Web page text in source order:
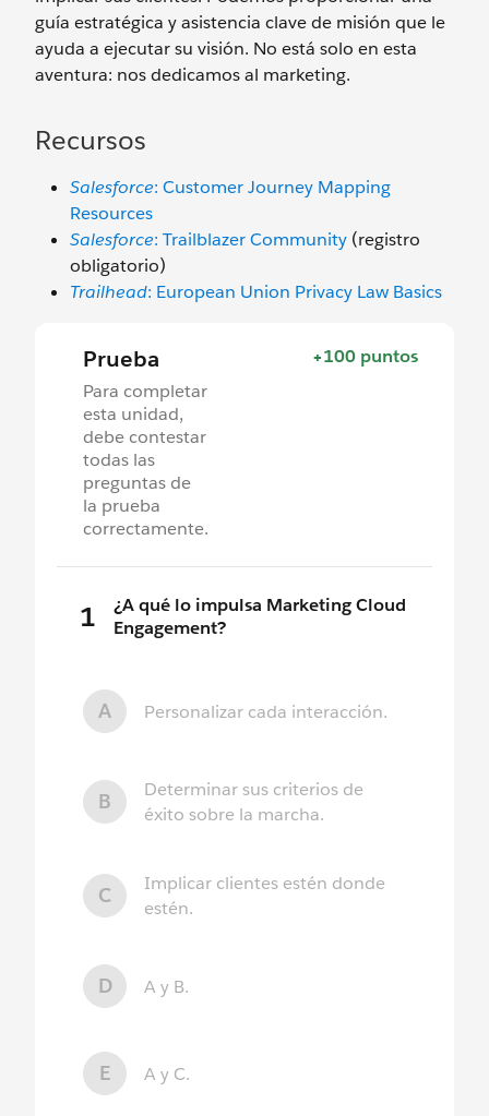
guía estratégica y asistencia clave de misión que le
ayuda a ejecutar su visión. No está solo en esta
aventura: nos dedicamos al marketing.
Recursos
Salesforce: Customer Journey Mapping
Resources
Salesforce: Trailblazer Community (registro
obligatorio)
Trailhead: European Union Privacy Law Basics